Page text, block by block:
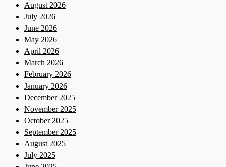
August 2026
July 2026
June 2026
May 2026
April 2026
March 2026
February 2026
January 2026
December 2025
November 2025
October 2025
September 2025
August 2025
July 2025